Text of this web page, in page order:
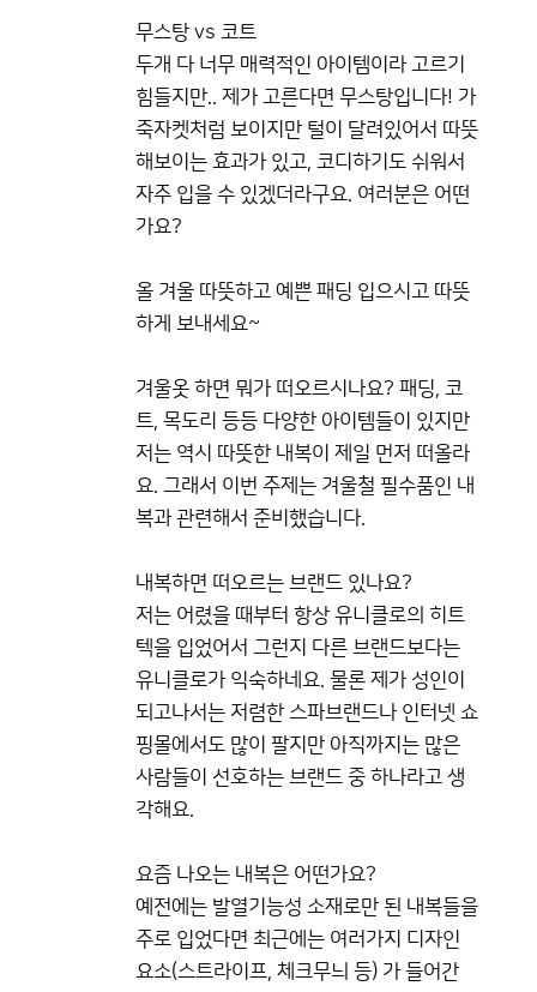
무스탕 vs 코트
두개 다 너무 매력적인 아이템이라 고르기
힘들지만.. 제가 고른다면 무스탕입니다! 가
죽자켓처럼 보이지만 털이 달려있어서 따뜻
해보이는 효과가 있고, 코디하기도 쉬워서
자주 입을 수 있겠더라구요. 여러분은 어떤
가요?
올 겨울 따뜻하고 예쁜 패딩 입으시고 따뜻
하게 보내세요~
겨울옷 하면 뭐가 떠오르시나요? 패딩, 코
트, 목도리 등등 다양한 아이템들이 있지만
저는 역시 따뜻한 내복이 제일 먼저 떠올라
요. 그래서 이번 주제는 겨울철 필수품인 내
복과 관련해서 준비했습니다.
내복하면 떠오르는 브랜드 있나요?
저는 어렸을 때부터 항상 유니클로의 히트
텍을 입었어서 그런지 다른 브랜드보다는
유니클로가 익숙하네요. 물론 제가 성인이
되고나서는 저렴한 스파브랜드나 인터넷 쇼
핑몰에서도 많이 팔지만 아직까지는 많은
사람들이 선호하는 브랜드 중 하나라고 생
각해요.
요즘 나오는 내복은 어떤가요?
예전에는 발열기능성 소재로만 된 내복들을
주로 입었다면 최근에는 여러가지 디자인
요소(스트라이프, 체크무늬 등) 가 들어간